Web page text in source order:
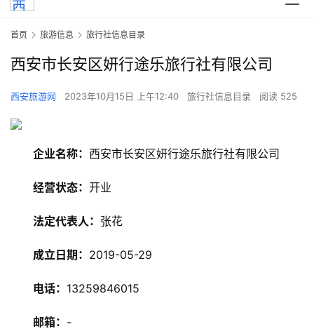
首页 旅游信息 旅行社信息目录
西安市长安区妍行途乐旅行社有限公司
西安旅游网 2023年10月15日 上午12:40 旅行社信息目录 阅读 525
企业名称： 西安市长安区妍行途乐旅行社有限公司
经营状态： 开业
法定代表人： 张花
成立日期： 2019-05-29
电话： 13259846015
邮箱： -